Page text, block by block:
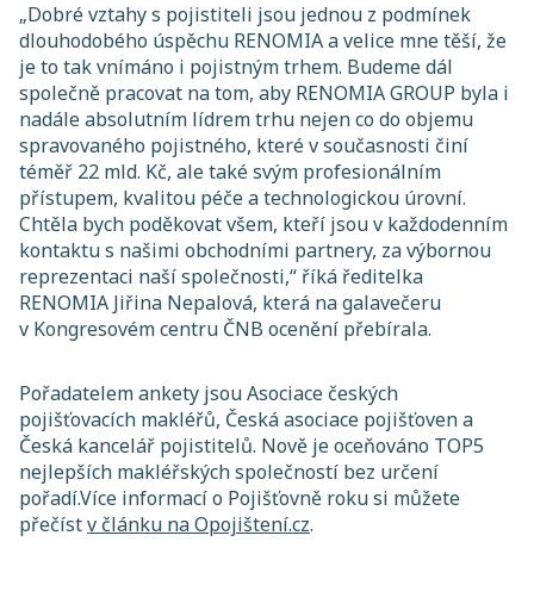
„Dobré vztahy s pojistiteli jsou jednou z podmínek
dlouhodobého úspěchu RENOMIA a velice mne těší, že
je to tak vnímáno i pojistným trhem. Budeme dál
společně pracovat na tom, aby RENOMIA GROUP byla i
nadále absolutním lídrem trhu nejen co do objemu
spravovaného pojistného, které v současnosti činí
téměř 22 mld. Kč, ale také svým profesionálním
přístupem, kvalitou péče a technologickou úrovní.
Chtěla bych poděkovat všem, kteří jsou v každodenním
kontaktu s našimi obchodními partnery, za výbornou
reprezentaci naší společnosti,“ říká ředitelka
RENOMIA Jiřina Nepalová, která na galavečeru
v Kongresovém centru ČNB ocenění přebírala.
Pořadatelem ankety jsou Asociace českých
pojišťovacích makléřů, Česká asociace pojišťoven a
Česká kancelář pojistitelů. Nově je oceňováno TOP5
nejlepších makléřských společností bez určení
pořadí.Více informací o Pojišťovně roku si můžete
přečístv článku na Opojištení.cz.